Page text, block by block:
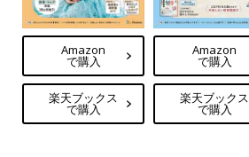
Amazon
で購入
楽天ブックス
で購入
Amazon
で購入
楽天ブックス
で購入